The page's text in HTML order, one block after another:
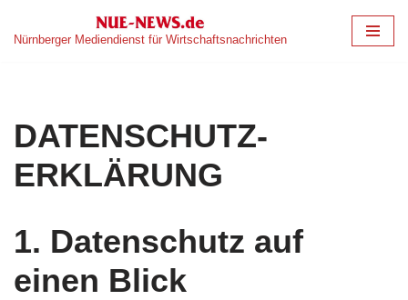
Zum
Nürnberger Mediendienst für Wirtschaftsnachrichten
DATENSCHUTZ­
ERKLÄRUNG
1. Datenschutz auf
einen Blick